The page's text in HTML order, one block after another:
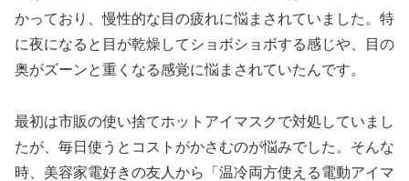
かっており、慢性的な目の疲れに悩まされていました。特
に夜になると目が乾燥してショボショボする感じや、目の
奥がズーンと重くなる感覚に悩まされていたんです。
最初は市販の使い捨てホットアイマスクで対処していまし
たが、毎日使うとコストがかさむのが悩みでした。そんな
時、美容家電好きの友人から「温冷両方使える電動アイマ